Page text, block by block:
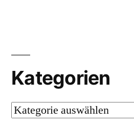
Kategorien
Kategorien